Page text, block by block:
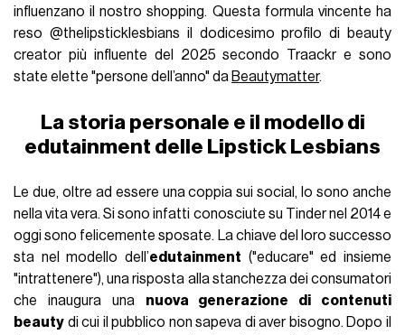
influenzano il nostro shopping. Questa formula vincente ha
reso @thelipsticklesbians il dodicesimo profilo di beauty
creator più influente del 2025 secondo Traackr e sono
state elette "persone dell’anno" da Beautymatter.
La storia personale e il modello di
edutainment delle Lipstick Lesbians
Le due, oltre ad essere una coppia sui social, lo sono anche
nella vita vera. Si sono infatti conosciute su Tinder nel 2014 e
oggi sono felicemente sposate. La chiave del loro successo
sta nel modello dell’edutainment ("educare" ed insieme
"intrattenere"), una risposta alla stanchezza dei consumatori
che inaugura una nuova generazione di contenuti
beauty di cui il pubblico non sapeva di aver bisogno. Dopo il